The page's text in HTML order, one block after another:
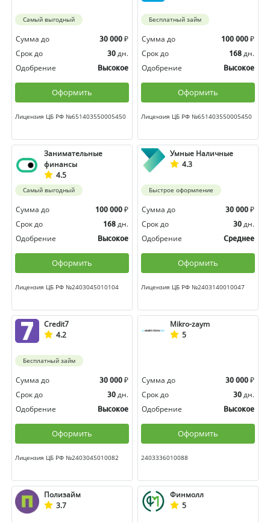
Самый выгодный
Сумма до 30 000 ₽
Срок до
30 дн.
Одобрение
Высокое
Оформить
Лицензия ЦБ РФ №651403550005450
Бесплатный займ
Сумма до 100 000 ₽
Срок до
168 дн.
Одобрение
Высокое
Оформить
Лицензия ЦБ РФ №651403550005450
Занимательные
финансы
4.5
Самый выгодный
Сумма до 100 000 ₽
Срок до
168 дн.
Одобрение
Высокое
Оформить
Лицензия ЦБ РФ №2403045010104
Умные Наличные
4.3
Быстрое оформление
Сумма до 30 000 ₽
Срок до
30 дн.
Одобрение
Среднее
Оформить
Лицензия ЦБ РФ №2403140010047
Credit7
4.2
Бесплатный займ
Сумма до 30 000 ₽
Срок до
30 дн.
Одобрение
Высокое
Оформить
Лицензия ЦБ РФ №2403045010082
Mikro-zaym
5
Сумма до 30 000 ₽
Срок до
30 дн.
Одобрение
Высокое
Оформить
2403336010088
Полизайм
3.7
Финмолл
5